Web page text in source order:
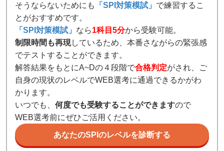
そうならないためにも
「SPI対策模試」 で練習するこ
とがおすすめです。
「SPI対策模試」 なら1科目5分から受験可能。
制限時間も再現しているため、本番さながらの緊張感
でテストすることができます。
解答結果をもとにA~Dの４段階で合格判定がされ、ご
自身の現状のレベルでWEB選考に通過できるかがわ
かります。
いつでも、 何度でも受験することができますので
WEB選考前にぜひご活用ください。
あなたのSPIのレベルを診断する